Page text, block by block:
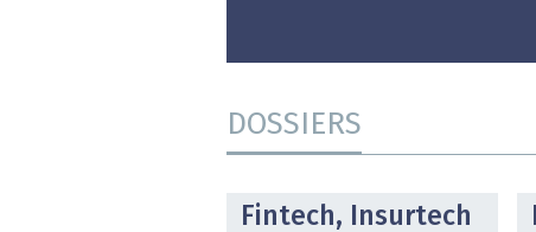
DOSSIERS
Fintech, Insurtech